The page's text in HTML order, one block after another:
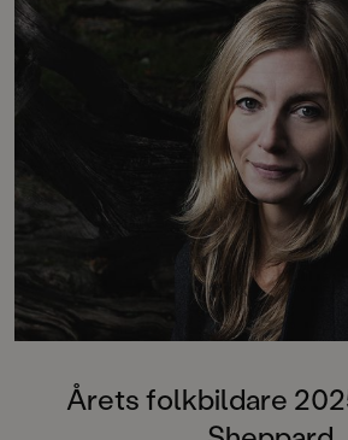
instagramkontot Mammasanningar
där hon med en stor dos humor och
pepp tar sig an föräldraskapets
fram- och baksidor. Hon driver
även mediahuset Fixa själv där
Sveriges största hemmafixblogg
med fokus på bakning, DIY och
PS! Vivi och Knut hälsar att det är
lag på att busen ska vara roliga för
den som blir busad med - aldrig
elaka såklart! Och det är förstås den
som busar som får ta städningen
efteråt!
Årets folkbildare